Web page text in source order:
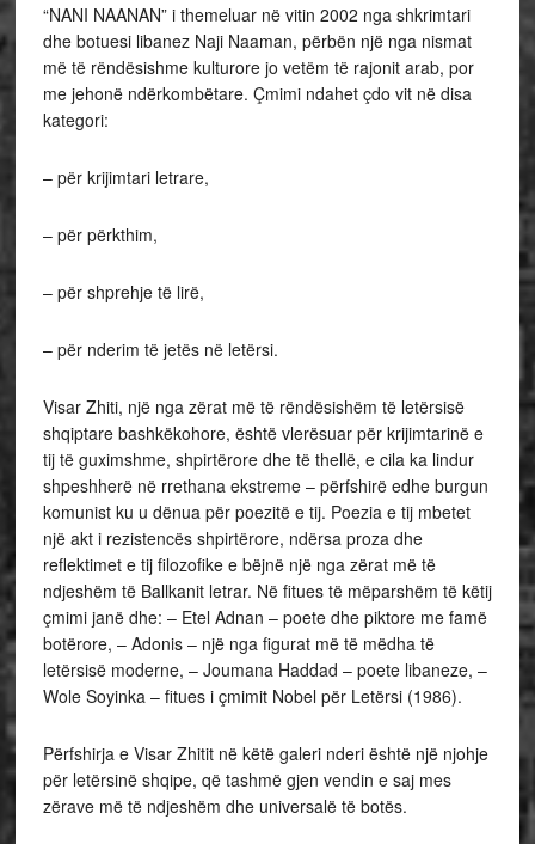
“NANI NAANAN” i themeluar në vitin 2002 nga shkrimtari
dhe botuesi libanez Naji Naaman, përbën një nga nismat
më të rëndësishme kulturore jo vetëm të rajonit arab, por
me jehonë ndërkombëtare. Çmimi ndahet çdo vit në disa
kategori:
– për krijimtari letrare,
– për përkthim,
– për shprehje të lirë,
– për nderim të jetës në letërsi.
Visar Zhiti, një nga zërat më të rëndësishëm të letërsisë
shqiptare bashkëkohore, është vlerësuar për krijimtarinë e
tij të guximshme, shpirtërore dhe të thellë, e cila ka lindur
shpeshherë në rrethana ekstreme – përfshirë edhe burgun
komunist ku u dënua për poezitë e tij. Poezia e tij mbetet
një akt i rezistencës shpirtërore, ndërsa proza dhe
reflektimet e tij filozofike e bëjnë një nga zërat më të
ndjeshëm të Ballkanit letrar. Në fitues të mëparshëm të këtij
çmimi janë dhe: – Etel Adnan – poete dhe piktore me famë
botërore, – Adonis – një nga figurat më të mëdha të
letërsisë moderne, – Joumana Haddad – poete libaneze, –
Wole Soyinka – fitues i çmimit Nobel për Letërsi (1986).
Përfshirja e Visar Zhitit në këtë galeri nderi është një njohje
për letërsinë shqipe, që tashmë gjen vendin e saj mes
zërave më të ndjeshëm dhe universalë të botës.